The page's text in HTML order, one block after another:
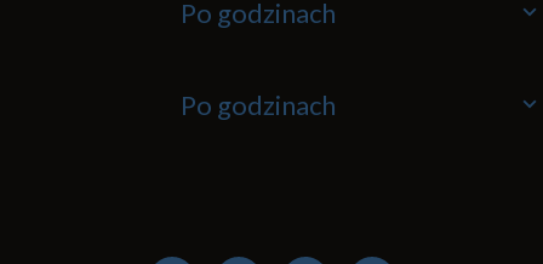
Po godzinach
Po godzinach